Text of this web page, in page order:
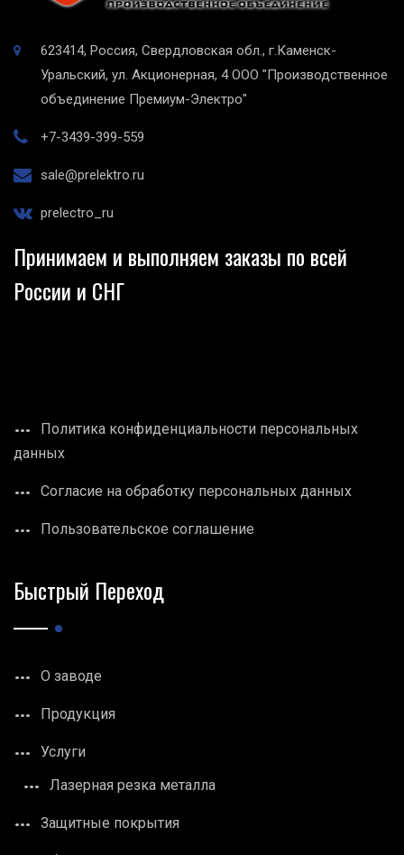
623414, Россия, Свердловская обл., г.Каменск-
Уральский, ул. Акционерная, 4 ООО "Производственное
объединение Премиум-Электро"
+7-3439-399-559
sale@prelektro.ru
prelectro_ru
Принимаем и выполняем заказы по всей
России и СНГ
Политика конфиденциальности персональных
данных
Согласие на обработку персональных данных
Пользовательское соглашение
Быстрый Переход
О заводе
Продукция
Услуги
Лазерная резка металла
Защитные покрытия